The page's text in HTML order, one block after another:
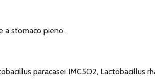
a stomaco pieno.
paracasei IMC502, Lactobacillus